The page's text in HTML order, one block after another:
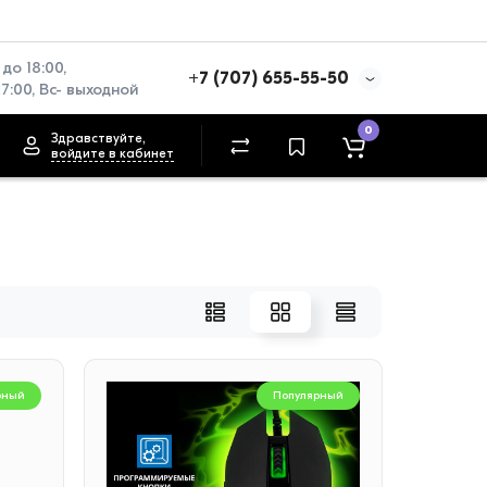
18:00,
Вс- выходной
+7 (707) 655-55-50
Здравствуйте,
войдите в кабинет
0
Материнская плата ASRock
A620AM-HVS AM5 2xDDR5
Популярный